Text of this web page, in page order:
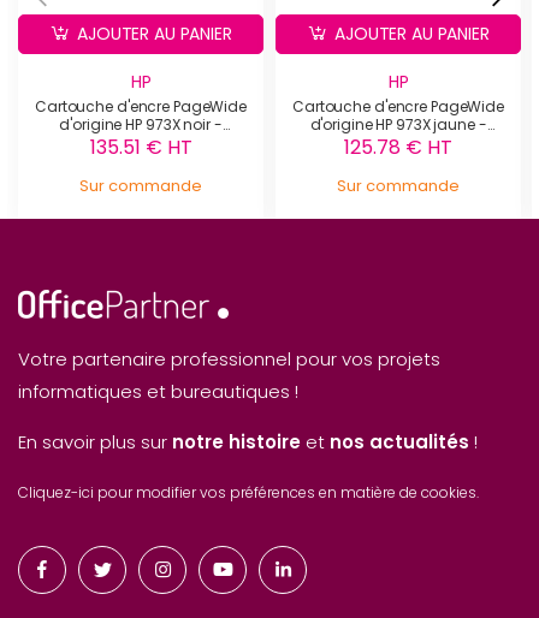
HP
Cartouche d'encre PageWide
d'origine HP 973X noir -
L0S07AE
135.51 € HT
Sur commande
AJOUTER AU PANIER
HP
Cartouche d'encre PageWide
d'origine HP 973X jaune -
F6T83AE
125.78 € HT
Sur commande
AJOUTER AU PANIER
Votre partenaire professionnel pour vos projets
informatiques et bureautiques !
En savoir plus sur notre histoire et nos actualités !
Cliquez-ici pour modifier vos préférences en matière de cookies.